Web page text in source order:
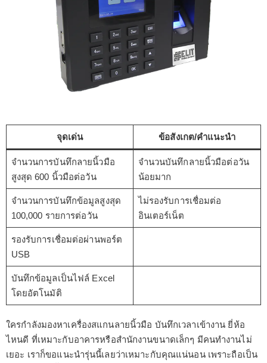
จุดเด่น ข้อสังเกต/คำแนะนำ
จำนวนการบันทึกลายนิ้วมือ
สูงสุด 600 นิ้วมือต่อวัน
จำนวนบันทึกลายนิ้วมือต่อวัน
น้อยมาก
จำนวนการบันทึกข้อมูลสูงสุด
100,000 รายการต่อวัน
ไม่รองรับการเชื่อมต่อ
อินเตอร์เน็ต
รองรับการเชื่อมต่อผ่านพอร์ต
USB
บันทึกข้อมูลเป็นไฟล์ Excel
โดยอัตโนมัติ
ใครกำลังมองหาเครื่องสแกนลายนิ้วมือ บันทึกเวลาเข้างาน ยี่ห้อ
ไหนดี ที่เหมาะกับอาคารหรือสำนักงานขนาดเล็กๆ มีคนทำงานไม่
เยอะ เราก็ขอแนะนำรุ่นนี้เลยว่าเหมาะกับคุณแน่นอน เพราะถือเป็น